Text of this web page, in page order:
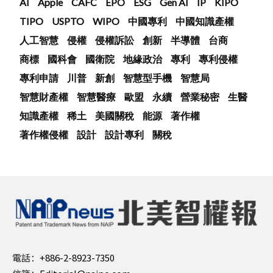
AI Apple CAFC EPO ESG Gen AI IP
KIPO
TIPO
USPTO WIPO 中國專利
中國知識產權
人工智慧
侵權 侵權訴訟 創新 半導體
台商
商標
國科會 國衛院 地緣政治 專利
專利侵權
專利申請
川普 新創 智慧型手機
智慧局
智慧財產權
智慧醫療 歐盟 永續 營業秘密
生醫
知識產權
稀土 美國關稅 能源
著作權
著作權侵權
設計 設計專利 關稅
電話： +886-2-8923-7350